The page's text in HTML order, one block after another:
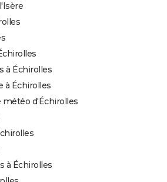
à Échirolles
à Échirolles
d'Échirolles
à Échirolles